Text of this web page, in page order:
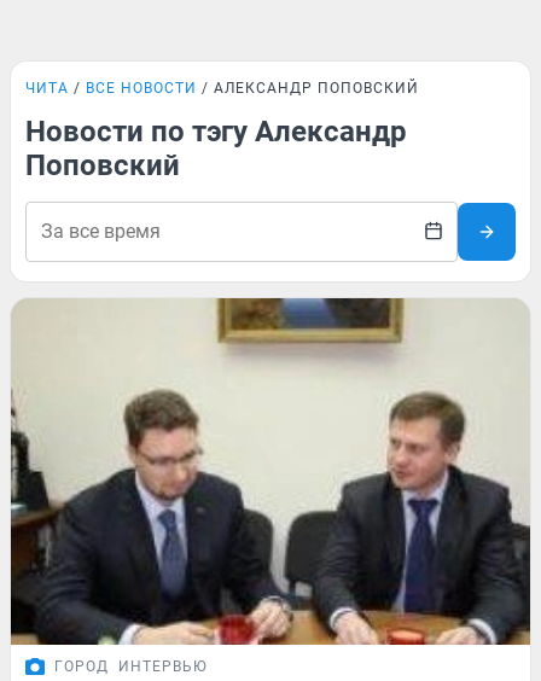
ЧИТА ВСЕ НОВОСТИ АЛЕКСАНДР ПОПОВСКИЙ
Новости по тэгу Александр
Поповский
ГОРОД ИНТЕРВЬЮ